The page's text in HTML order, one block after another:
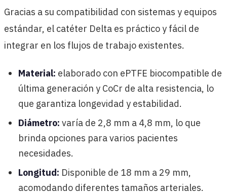
Gracias a su compatibilidad con sistemas y equipos
estándar, el catéter Delta es práctico y fácil de
integrar en los flujos de trabajo existentes.
Material: elaborado con ePTFE biocompatible de
última generación y CoCr de alta resistencia, lo
que garantiza longevidad y estabilidad.
Diámetro: varía de 2,8 mm a 4,8 mm, lo que
brinda opciones para varios pacientes
necesidades.
Longitud: Disponible de 18 mm a 29 mm,
acomodando diferentes tamaños arteriales.